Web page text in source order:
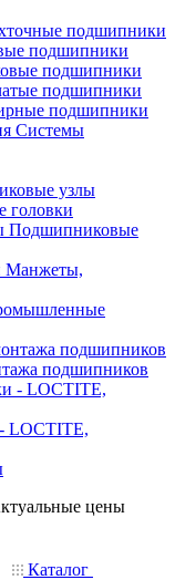
подшипники
подшипники
подшипники
подшипники
подшипники
Системы
узлы
головки
Подшипниковые
Манжеты,
подшипников
LOCTITE,
цены
Каталог